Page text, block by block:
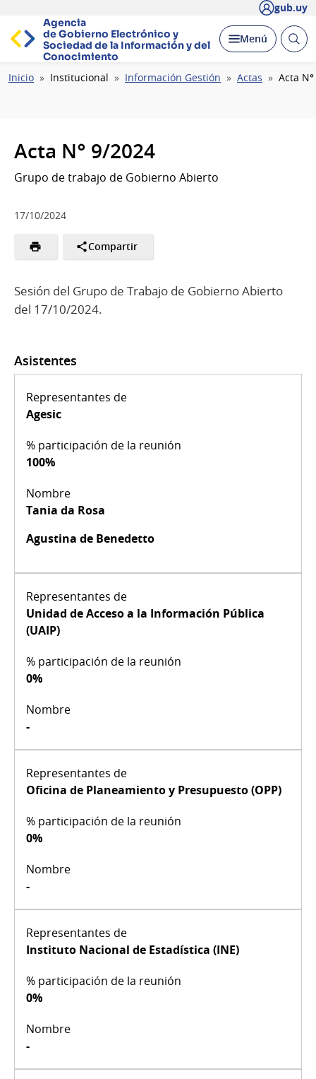
gub.uy
Agencia
de Gobierno Electrónico y
Sociedad de la Información y del
Conocimiento
Desplegar
Menú Abrir
Ruta
Inicio Institucional Información Gestión Actas Acta
Acta N° 9/2024
Grupo de trabajo de Gobierno Abierto
17/10/2024
Compartir
Sesión del Grupo de Trabajo de Gobierno Abierto
del 17/10/2024.
Asistentes
Agesic
100%
Tania da Rosa
Agustina de Benedetto
Unidad de Acceso a la Información Pública
(UAIP)
0%
-
Oficina de Planeamiento y Presupuesto (OPP)
0%
-
Instituto Nacional de Estadística (INE)
0%
-